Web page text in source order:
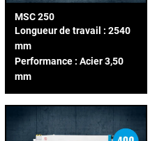
MSC 250
Longueur de travail : 2540
mm
Performance : Acier 3,50
mm